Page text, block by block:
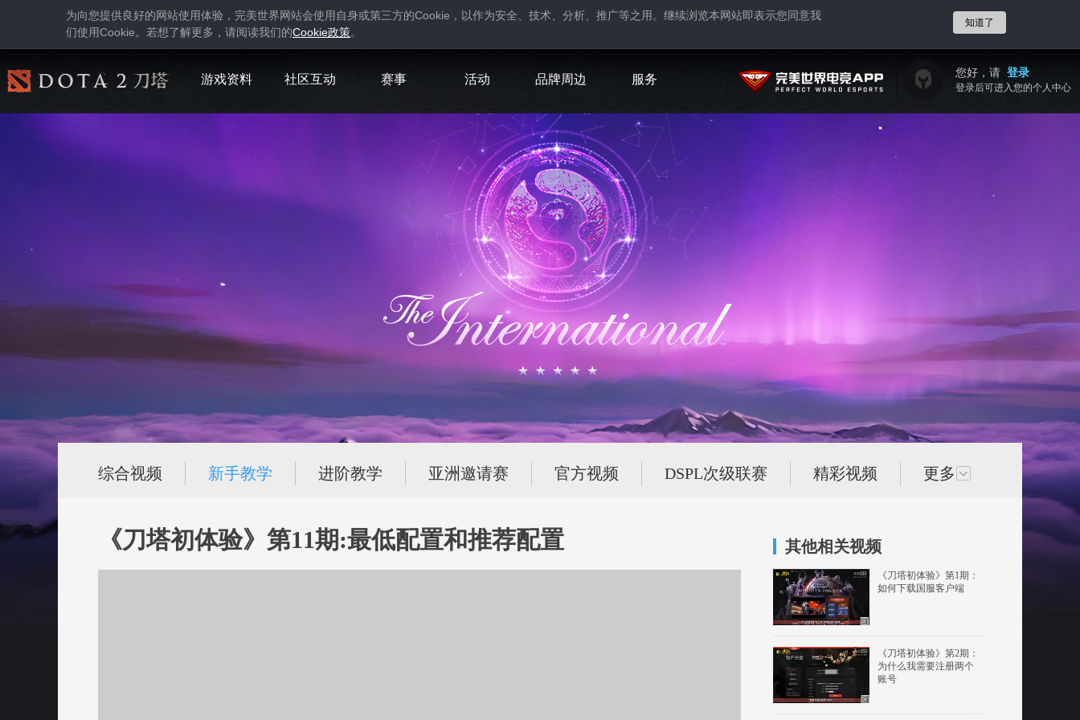
为向您提供良好的网站使用体验，完美世界网站会使用自身或第三方的Cookie ，以作为安全、技术、分析、推广等之用。继续浏览本网站即表示您同意我
们使用Cookie。若想了解更多，请阅读我们的Cookie政策。
知道了
游戏资料 社区互动 赛事 活动 品牌周边 服务 您好，请 登录
登录后可进入您的个人中心
综合视频 新手教学 进阶教学 亚洲邀请赛 官方视频 DSPL次级联赛 精彩视频 更多
《刀塔初体验》第11期:最低配置和推荐配置 其他相关视频
《刀塔初体验》第1期：
如何下载国服客户端
《刀塔初体验》第2期：
为什么我需要注册两个
账号